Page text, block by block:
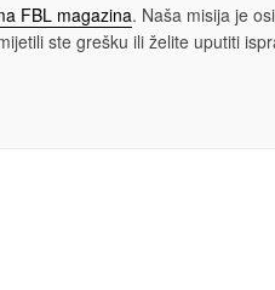
FBL magazina. Naša misija je
ste grešku ili želite uputiti